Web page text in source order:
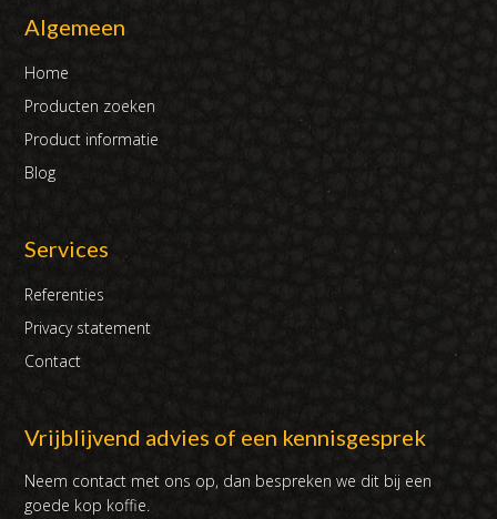
Algemeen
Home
Producten zoeken
Product informatie
Blog
Services
Referenties
Privacy statement
Contact
Vrijblijvend advies of een kennisgesprek
Neem contact met ons op, dan bespreken we dit bij een
goede kop koffie.